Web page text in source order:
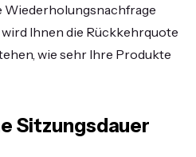
Wiederholungsnachfrage
Ihnen die Rückkehrquote
wie sehr Ihre Produkte
Sitzungsdauer